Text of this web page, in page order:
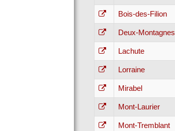
Bois-des-Filion
Deux-Montagnes
Lachute
Lorraine
Mirabel
Mont-Laurier
Mont-Tremblant